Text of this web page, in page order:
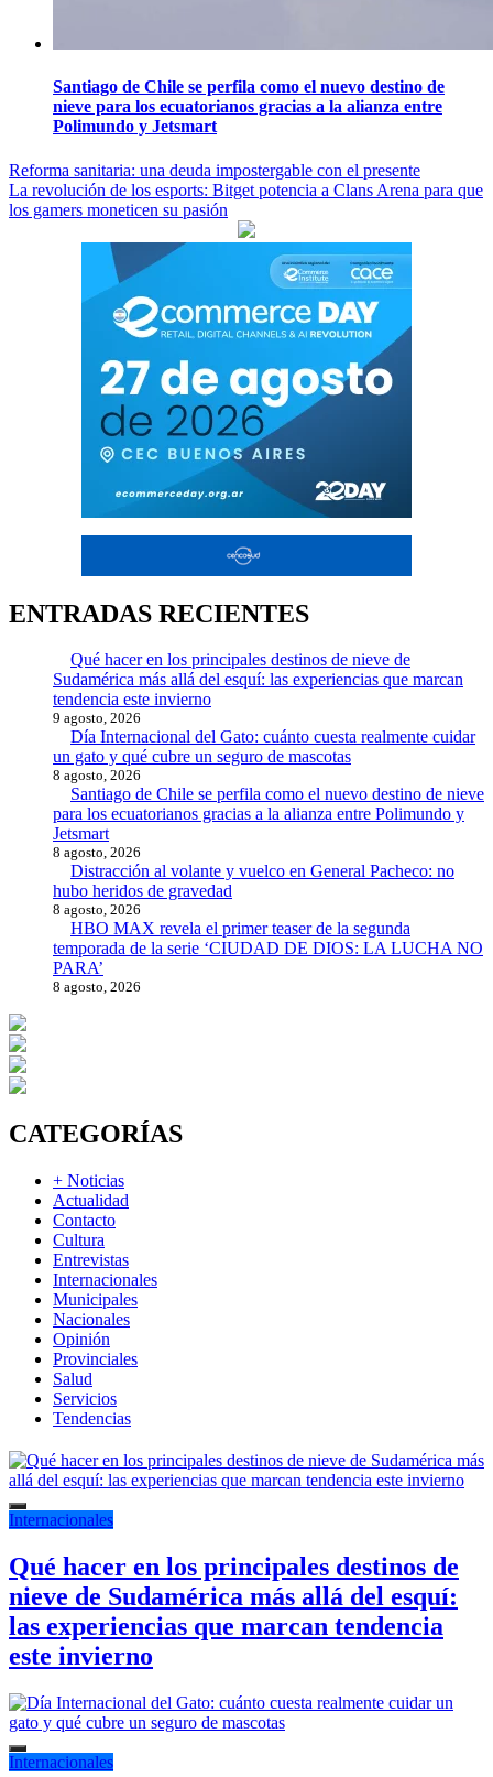
Santiago de Chile se perfila como el nuevo destino de
nieve para los ecuatorianos gracias a la alianza entre
Polimundo y Jetsmart
Navegación
de
Reforma sanitaria: una deuda impostergable con el presente
La revolución de los esports: Bitget potencia a Clans Arena para que
los gamers moneticen su pasión
ENTRADAS RECIENTES
Qué hacer en los principales destinos de nieve de
Sudamérica más allá del esquí: las experiencias que marcan
tendencia este invierno
9 agosto, 2026
Día Internacional del Gato: cuánto cuesta realmente cuidar
un gato y qué cubre un seguro de mascotas
8 agosto, 2026
Santiago de Chile se perfila como el nuevo destino de nieve
para los ecuatorianos gracias a la alianza entre Polimundo y
Jetsmart
8 agosto, 2026
Distracción al volante y vuelco en General Pacheco: no
hubo heridos de gravedad
8 agosto, 2026
HBO MAX revela el primer teaser de la segunda
temporada de la serie ‘CIUDAD DE DIOS: LA LUCHA NO
PARA’
8 agosto, 2026
CATEGORÍAS
+ Noticias
Actualidad
Contacto
Cultura
Entrevistas
Internacionales
Municipales
Nacionales
Opinión
Provinciales
Salud
Servicios
Tendencias
Internacionales
Qué hacer en los principales destinos de
nieve de Sudamérica más allá del esquí:
las experiencias que marcan tendencia
este invierno
Internacionales